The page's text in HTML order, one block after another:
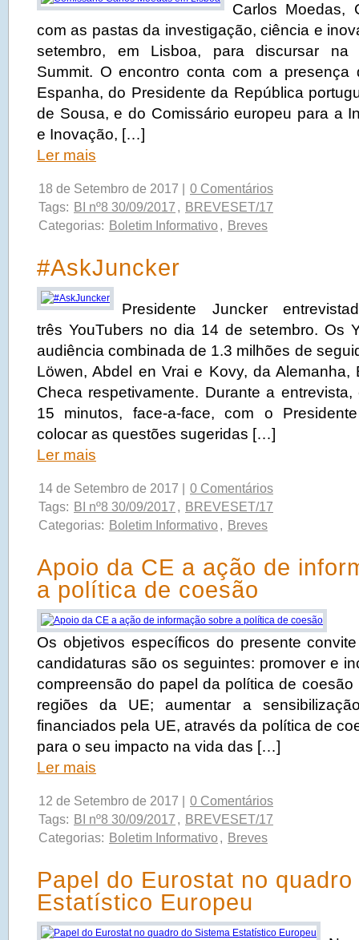
Carlos Moedas,
com as pastas da investigação, ciência e
setembro, em Lisboa, para discursar na
Summit. O encontro conta com a presença
Espanha, do Presidente da República
de Sousa, e do Comissário europeu para a
e Inovação, […]
Ler mais
18 de Setembro de 2017 |
0 Comentários
Tags: BI nº8 30/09/2017 , BREVESET/17
Categorias: Boletim Informativo, Breves
#AskJuncker
Presidente Juncker
três YouTubers no dia 14 de setembro. Os
audiência combinada de 1.3 milhões de
Löwen, Abdel en Vrai e Kovy, da Alemanha,
Checa respetivamente. Durante a
15 minutos, face-a-face, com o
colocar as questões sugeridas […]
Ler mais
14 de Setembro de 2017 |
0 Comentários
Tags: BI nº8 30/09/2017 , BREVESET/17
Categorias: Boletim Informativo, Breves
Apoio da CE a ação de
a política de coesão
Os objetivos específicos do presente
candidaturas são os seguintes: promover e
compreensão do papel da política de
regiões da UE; aumentar a
financiados pela UE, através da política de
para o seu impacto na vida das […]
Ler mais
12 de Setembro de 2017 |
0 Comentários
Tags: BI nº8 30/09/2017 , BREVESET/17
Categorias: Boletim Informativo, Breves
Papel do Eurostat no
Estatístico Europeu